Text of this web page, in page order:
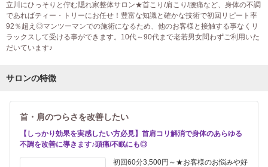
立川にひっそりと佇む隠れ家整体サロン★首こり/肩こり/腰痛など、身体の不調
であればティー・トリーにお任せ！豊富な知識と確かな技術で初回リピート率
92％超え◎マンツーマンでの施術になるため、他のお客様と接触する事なくリ
ラックスして受ける事ができます。10代～90代まで老若男女問わずご利用いた
だいています♪
サロンの特徴
首・肩のつらさを改善したい
【しっかり効果を実感したい方必見】首肩コリ解消で身体のあらゆる
不調を改善に導きます♪頭痛/不眠にも◎
初回60分3,500円～★お客様のお悩みや好